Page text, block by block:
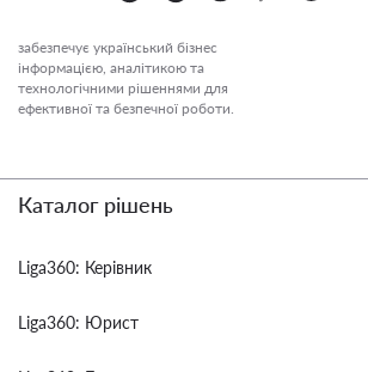
забезпечує український бізнес
інформацією, аналітикою та
технологічними рішеннями для
ефективної та безпечної роботи.
Каталог рішень
Liga360: Керівник
Liga360: Юрист